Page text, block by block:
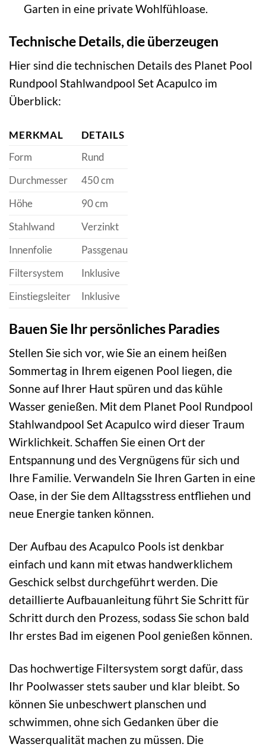
Garten in eine private Wohlfühloase.
Technische Details, die überzeugen
Hier sind die technischen Details des Planet Pool
Rundpool Stahlwandpool Set Acapulco im
Überblick:
MERKMAL
DETAILS
Form
Rund
Durchmesser
450 cm
Höhe
90 cm
Stahlwand
Verzinkt
Innenfolie
Passgenau
Filtersystem
Inklusive
Einstiegsleiter
Inklusive
Bauen Sie Ihr persönliches Paradies
Stellen Sie sich vor, wie Sie an einem heißen
Sommertag in Ihrem eigenen Pool liegen, die
Sonne auf Ihrer Haut spüren und das kühle
Wasser genießen. Mit dem Planet Pool Rundpool
Stahlwandpool Set Acapulco wird dieser Traum
Wirklichkeit. Schaffen Sie einen Ort der
Entspannung und des Vergnügens für sich und
Ihre Familie. Verwandeln Sie Ihren Garten in eine
Oase, in der Sie dem Alltagsstress entfliehen und
neue Energie tanken können.
Der Aufbau des Acapulco Pools ist denkbar
einfach und kann mit etwas handwerklichem
Geschick selbst durchgeführt werden. Die
detaillierte Aufbauanleitung führt Sie Schritt für
Schritt durch den Prozess, sodass Sie schon bald
Ihr erstes Bad im eigenen Pool genießen können.
Das hochwertige Filtersystem sorgt dafür, dass
Ihr Poolwasser stets sauber und klar bleibt. So
können Sie unbeschwert planschen und
schwimmen, ohne sich Gedanken über die
Wasserqualität machen zu müssen. Die